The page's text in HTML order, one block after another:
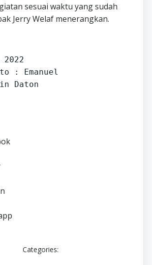
sesuai waktu yang sudah
Jerry Welaf menerangkan.
: Emanuel
Daton
Categories: